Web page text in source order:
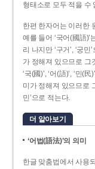
형태소로 모두 적을 수
한편 한자어는 이러한
예를 들어 ‘국어(國語)’
리 나지만 ‘구거’, ‘궁
가 정해져 있으므로 그
‘국(國)’, ‘어(語)’, ‘민(
미가 정해져 있으므로
민’으로 적는다.
더 알아보기
‘어법(語法)’의 의미
한글 맞춤법에서 사용